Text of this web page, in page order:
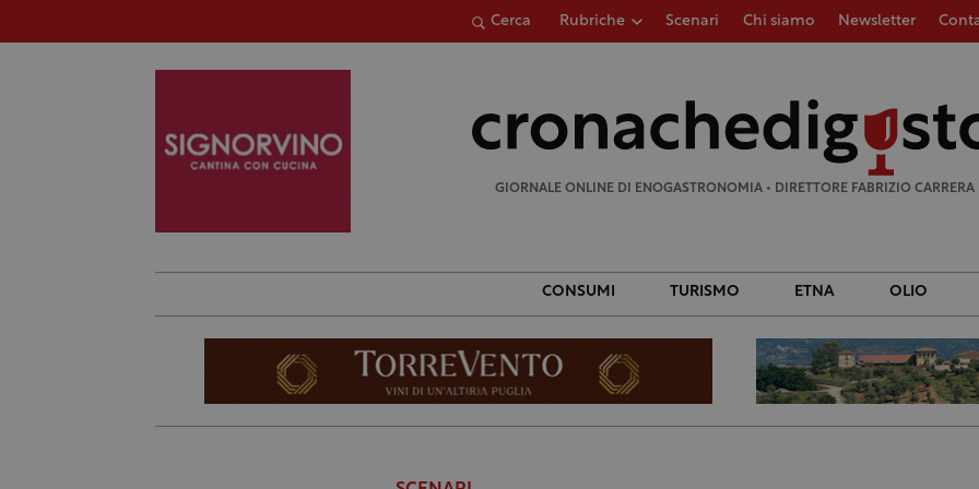
Cerca Rubriche Scenari Chi siamo Newsletter
GIORNALE ONLINE DI ENOGASTRONOMIA • DIRETTORE FABRIZIO CARRERA
CONSUMI TURISMO ETNA OLIO